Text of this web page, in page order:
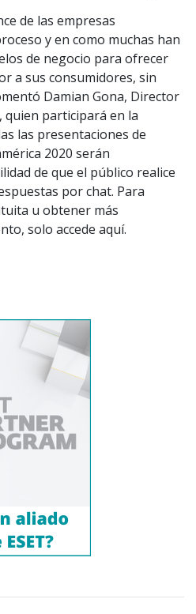
de las empresas
y en como muchas han
de negocio para ofrecer
a sus consumidores, sin
Damian Gona, Director
quien participará en la
las presentaciones de
2020 serán
de que el público realice
por chat. Para
u obtener más
solo accede aquí.